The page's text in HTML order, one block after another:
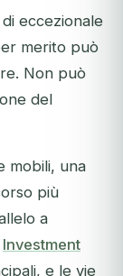
eccezionale
merito può
Non può
del
mobili, una
più
a
Investment
e le vie